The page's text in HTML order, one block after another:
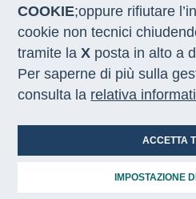
LABOUR MARKET
06.07.2026
Innovazione.
“Piattaforma
con nuovi
COOKIE;oppure rifiutare
cookie non tecnici
tramite laX posta in alto a
Per saperne di più sulla
consulta la relativa
ACCETTA
IMPOSTAZIONE